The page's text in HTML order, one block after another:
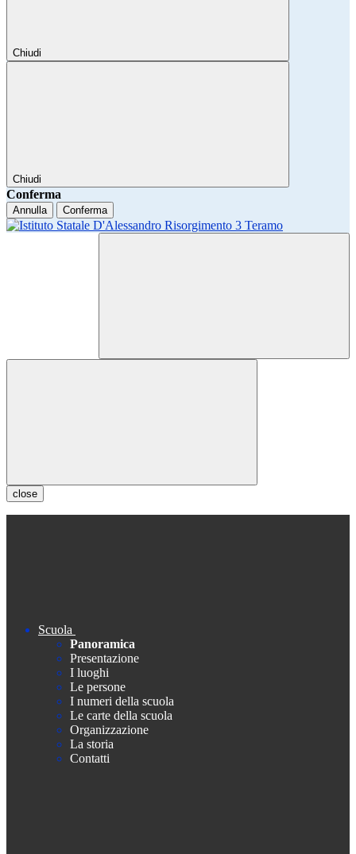
Chiudi
Chiudi
Conferma
Annulla Conferma
close
Scuola
Panoramica
Presentazione
I luoghi
Le persone
I numeri della scuola
Le carte della scuola
Organizzazione
La storia
Contatti